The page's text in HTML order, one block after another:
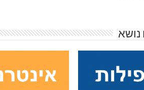
נושא